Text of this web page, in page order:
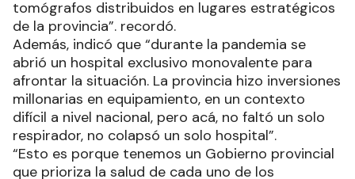
tomógrafos distribuidos en lugares estratégicos
de la provincia”. recordó.
Además, indicó que “durante la pandemia se
abrió un hospital exclusivo monovalente para
afrontar la situación. La provincia hizo inversiones
millonarias en equipamiento, en un contexto
difícil a nivel nacional, pero acá, no faltó un solo
respirador, no colapsó un solo hospital”.
“Esto es porque tenemos un Gobierno provincial
que prioriza la salud de cada uno de los